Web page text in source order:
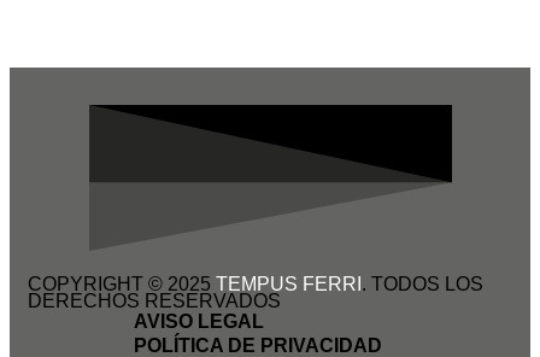
COPYRIGHT © 2025 TEMPUS FERRI . TODOS LOS
DERECHOS RESERVADOS
AVISO LEGAL
POLÍTICA DE PRIVACIDAD